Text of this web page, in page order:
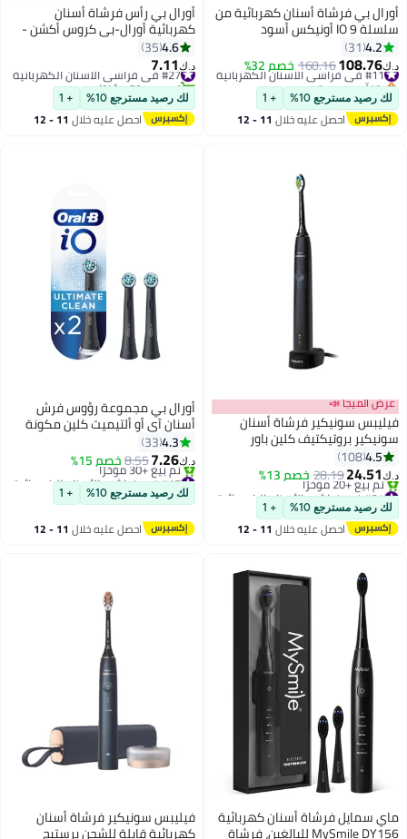
أورال بي فرشاة أسنان كهربائية من
سلسلة IO 9 أونيكس أسود
4.2
31
د.ك‏108.76
160.16خصم 32% #11 في فراشي الأسنان الكهربائية
بتخلّص بسرعة
#11 في فراشي الأسنان الكهربائية
لك رصيد مسترجع 10% + 1
احصل عليه خلال 11 - 12
أورال بي رأس فرشاة أسنان
كهربائية أورال-بي كروس أكشن -
عبوة من 4 قطع - أسود
4.6
35
د.ك‏7.11
#27 في فراشي الأسنان الكهربائية
تم بيع +50 مؤخرًا
#27 في فراشي الأسنان الكهربائية
لك رصيد مسترجع 10% + 1
احصل عليه خلال 11 - 12
عرض الميجا 📣
فيليبس سونيكير فرشاة أسنان
سونيكير بروتيكتيف كلين باور
4.5
108
د.ك‏24.51
28.19خصم 13%
#24 في فراشي الأسنان الكهربائية
أقل سعر في 7 يوم
تم بيع +20 مؤخرًا
#24 في فراشي الأسنان الكهربائية
لك رصيد مسترجع 10% + 1
احصل عليه خلال 11 - 12
أورال بي مجموعة رؤوس فرش
أسنان آي أو ألتيميت كلين مكونة
من قطعتين أسود
4.3
33
د.ك‏7.26
8.55خصم 15%
#17 في فراشي الأسنان الكهربائية
أقل سعر في 7 يوم
تم بيع +30 مؤخرًا
#17 في فراشي الأسنان الكهربائية
لك رصيد مسترجع 10% + 1
احصل عليه خلال 11 - 12
ماي سمايل فرشاة أسنان كهربائية
MySmile DY156 للبالغين، فرشاة
فيليبس سونيكير فرشاة أسنان
كهربائية قابلة للشحن برستيج